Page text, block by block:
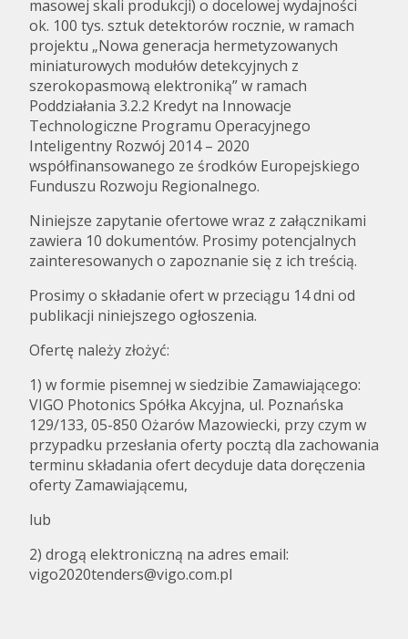
masowej skali produkcji) o docelowej wydajności
ok. 100 tys. sztuk detektorów rocznie, w ramach
projektu „Nowa generacja hermetyzowanych
miniaturowych modułów detekcyjnych z
szerokopasmową elektroniką” w ramach
Poddziałania 3.2.2 Kredyt na Innowacje
Technologiczne Programu Operacyjnego
Inteligentny Rozwój 2014 – 2020
współfinansowanego ze środków Europejskiego
Funduszu Rozwoju Regionalnego.
Niniejsze zapytanie ofertowe wraz z załącznikami
zawiera 10 dokumentów. Prosimy potencjalnych
zainteresowanych o zapoznanie się z ich treścią.
Prosimy o składanie ofert w przeciągu 14 dni od
publikacji niniejszego ogłoszenia.
Ofertę należy złożyć:
1) w formie pisemnej w siedzibie Zamawiającego:
VIGO Photonics Spółka Akcyjna, ul. Poznańska
129/133, 05-850 Ożarów Mazowiecki, przy czym w
przypadku przesłania oferty pocztą dla zachowania
terminu składania ofert decyduje data doręczenia
oferty Zamawiającemu,
lub
2) drogą elektroniczną na adres email:
vigo2020tenders@vigo.com.pl